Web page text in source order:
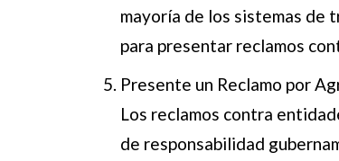
mayoría de los sistemas de
para presentar reclamos
Presente un Reclamo por
Los reclamos contra
de responsabilidad